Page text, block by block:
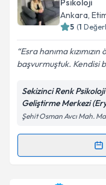
takvim
Kişisel
Metni'ni
kapsamda
Psikoloji
Ankara,
5 (1
Esra hanıma
başvurmuştuk. Kendisi
Sekizinci Renk
Geliştirme Merkezi
Şehit Osman Avcı Mah.
Randevu